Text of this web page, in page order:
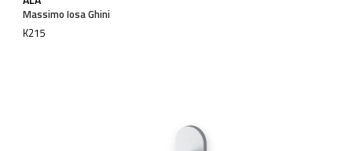
Massimo Iosa Ghini
K215